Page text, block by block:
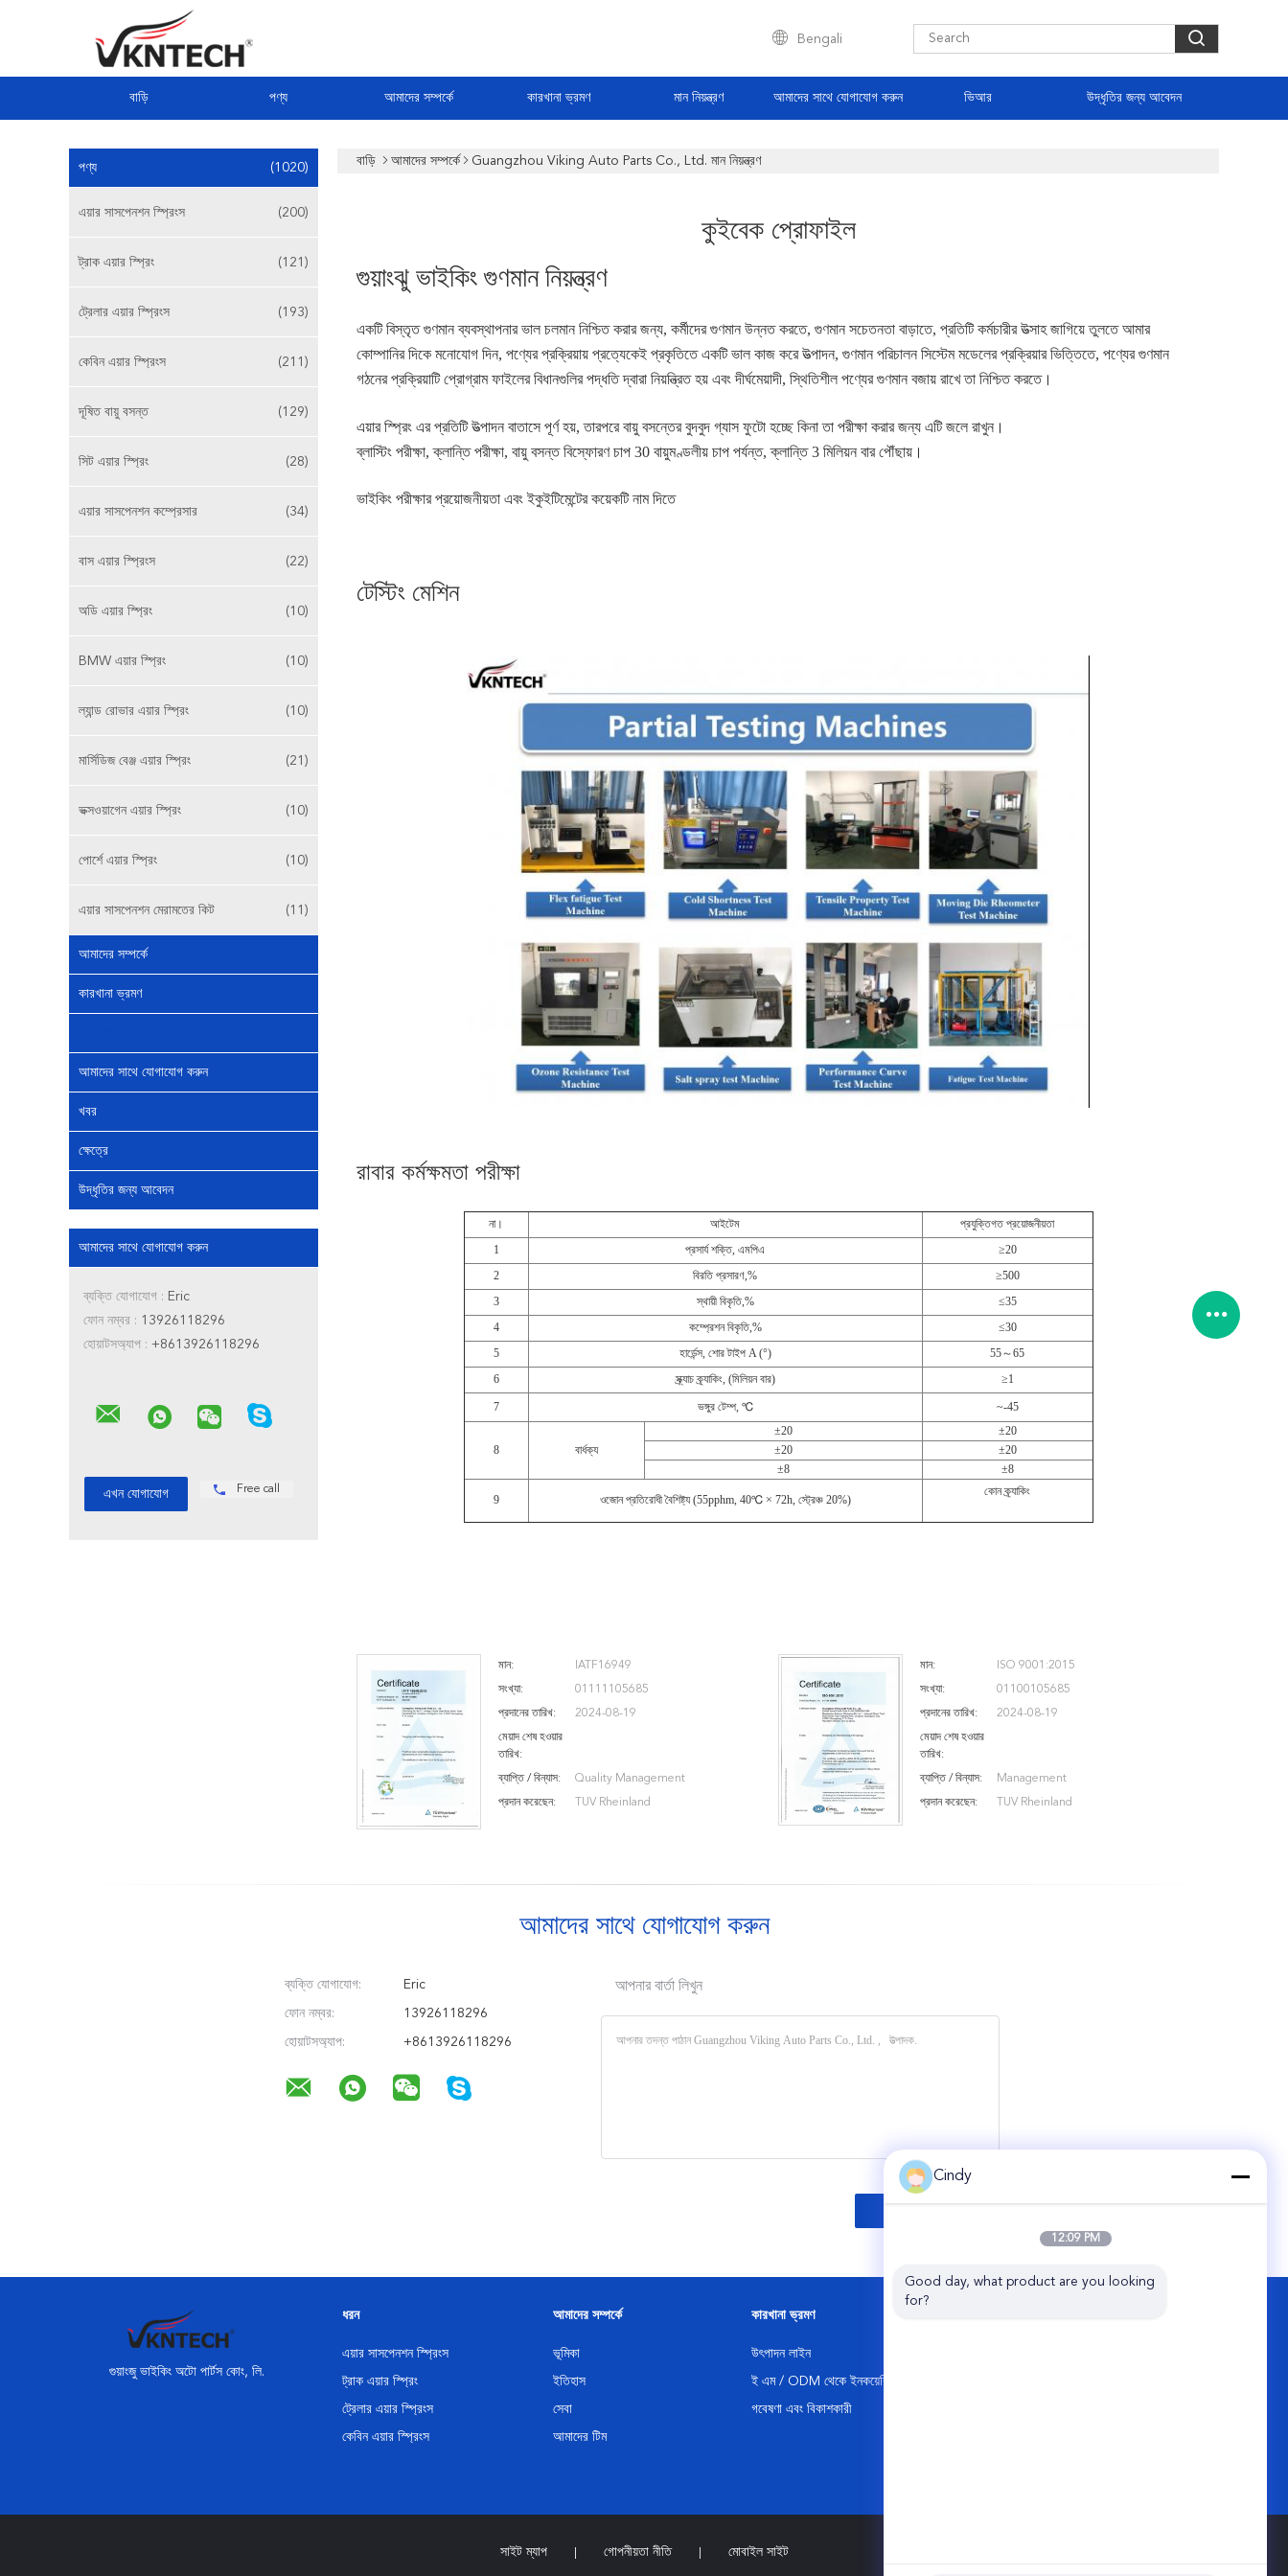
Bengali
বাড়ি পণ্য আমাদের সম্পর্কে কারখানা ভ্রমণ মান নিয়ন্ত্রণ আমাদের সাথে যোগাযোগ করুন ভিআর উদ্ধৃতির জন্য আবেদন
পণ্য (1020)
এয়ার সাসপেনশন স্প্রিংস (200)
ট্রাক এয়ার স্প্রিং (121)
ট্রেলার এয়ার স্প্রিংস (193)
কেবিন এয়ার স্প্রিংস (211)
দূষিত বায়ু বসন্ত (129)
সিট এয়ার স্প্রিং (28)
এয়ার সাসপেনশন কম্প্রেসার (34)
বাস এয়ার স্প্রিংস (22)
অডি এয়ার স্প্রিং (10)
BMW এয়ার স্প্রিং (10)
ল্যান্ড রোভার এয়ার স্প্রিং (10)
মার্সিডিজ বেঞ্জ এয়ার স্প্রিং (21)
ভক্সওয়াগেন এয়ার স্প্রিং (10)
পোর্শে এয়ার স্প্রিং (10)
এয়ার সাসপেনশন মেরামতের কিট (11)
আমাদের সম্পর্কে
কারখানা ভ্রমণ
আমাদের সাথে যোগাযোগ করুন
খবর
ক্ষেত্রে
উদ্ধৃতির জন্য আবেদন
আমাদের সাথে যোগাযোগ করুন
ব্যক্তি যোগাযোগ : Eric
ফোন নম্বর : 13926118296
হোয়াটসঅ্যাপ : +8613926118296
Free call
বাড়ি আমাদের সম্পর্কে Guangzhou Viking Auto Parts Co., Ltd. মান নিয়ন্ত্রণ
কুইবেক প্রোফাইল
গুয়াংঝু ভাইকিং গুণমান নিয়ন্ত্রণ
একটি বিস্তৃত গুণমান ব্যবস্থাপনার ভাল চলমান নিশ্চিত করার জন্য, কর্মীদের গুণমান উন্নত করতে, গুণমান সচেতনতা বাড়াতে, প্রতিটি কর্মচারীর উত্সাহ জাগিয়ে তুলতে আমার
কোম্পানির দিকে মনোযোগ দিন, পণ্যের প্রক্রিয়ায় প্রত্যেকেই প্রকৃতিতে একটি ভাল কাজ করে উত্পাদন, গুণমান পরিচালন সিস্টেম মডেলের প্রক্রিয়ার ভিত্তিতে, পণ্যের গুণমান
গঠনের প্রক্রিয়াটি প্রোগ্রাম ফাইলের বিধানগুলির পদ্ধতি দ্বারা নিয়ন্ত্রিত হয় এবং দীর্ঘমেয়াদী, স্থিতিশীল পণ্যের গুণমান বজায় রাখে তা নিশ্চিত করতে।
এয়ার স্প্রিং এর প্রতিটি উত্পাদন বাতাসে পূর্ণ হয়, তারপরে বায়ু বসন্তের বুদবুদ গ্যাস ফুটো হচ্ছে কিনা তা পরীক্ষা করার জন্য এটি জলে রাখুন।
ব্লাস্টিং পরীক্ষা, ক্লান্তি পরীক্ষা, বায়ু বসন্ত বিস্ফোরণ চাপ 30 বায়ুমণ্ডলীয় চাপ পর্যন্ত, ক্লান্তি 3 মিলিয়ন বার পৌঁছায়।
ভাইকিং পরীক্ষার প্রয়োজনীয়তা এবং ইকুইটিমেন্টের কয়েকটি নাম দিতে
টেস্টিং মেশিন
রাবার কর্মক্ষমতা পরীক্ষা
না। আইটেম
প্রযুক্তিগত প্রয়োজনীয়তা
1
প্রসার্য শক্তি, এমপিএ
≥20
2
বিরতি প্রসারণ,%
≥500
3
স্থায়ী বিকৃতি,%
≤35
4
কম্প্রেশন বিকৃতি,%
≤30
5
হার্ডেন্স, শোর টাইপ A (°)
55～65
6
স্ক্র্যাচ ক্র্যাকিং, (মিলিয়ন বার) ≥1
7 ভঙ্গুর টেম্প, ℃ ~-45
8 বার্ধক্য
±20
±20
±20
±20
±8
±8
9 ওজোন প্রতিরোধী বৈশিষ্ট্য (55pphm, 40℃ × 72h, স্ট্রেঞ্চ 20%)
কোন ক্র্যাকিং
মান: IATF16949
সংখ্যা: 01111105685
প্রদানের তারিখ: 2024-08-19
মেয়াদ শেষ হওয়ার
তারিখ:
ব্যাপ্তি / বিন্যাস: Quality Management
প্রদান করেছেন: TUV Rheinland
মান: ISO 9001:2015
সংখ্যা: 01100105685
প্রদানের তারিখ: 2024-08-19
মেয়াদ শেষ হওয়ার
তারিখ:
ব্যাপ্তি / বিন্যাস: Management
প্রদান করেছেন: TUV Rheinland
আমাদের সাথে যোগাযোগ করুন
ব্যক্তি যোগাযোগ: Eric
ফোন নম্বর: 13926118296
হোয়াটসঅ্যাপ: +8613926118296
আপনার বার্তা লিখুন
গুয়াংজু ভাইকিং অটো পার্টস কোং, লি.
ধরন
এয়ার সাসপেনশন স্প্রিংস
ট্রাক এয়ার স্প্রিং
ট্রেলার এয়ার স্প্রিংস
কেবিন এয়ার স্প্রিংস
আমাদের সম্পর্কে
ভূমিকা
ইতিহাস
সেবা
আমাদের টিম
কারখানা ভ্রমণ
উৎপাদন লাইন
ই এম / ODM থেকে ইনকয়েরি
গবেষণা এবং বিকাশকারী
সাইট ম্যাপ গোপনীয়তা নীতি মোবাইল সাইট
Cindy
12:09 PM
Good day, what product are you looking
for?